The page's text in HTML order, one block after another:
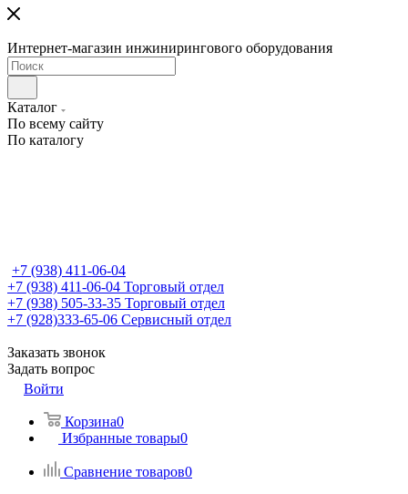
Интернет-магазин инжинирингового оборудования
Каталог
По всему сайту
По каталогу
+7 (938) 411-06-04
+7 (938) 411-06-04 Торговый отдел
+7 (938) 505-33-35 Торговый отдел
+7 (928)333-65-06 Сервисный отдел
Заказать звонок
Задать вопрос
Войти
Корзина0
Избранные товары0
Сравнение товаров0